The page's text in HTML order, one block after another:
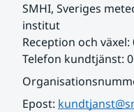
SMHI, Sveriges
institut
Reception och växel:
Telefon kundtjänst:
Epost: